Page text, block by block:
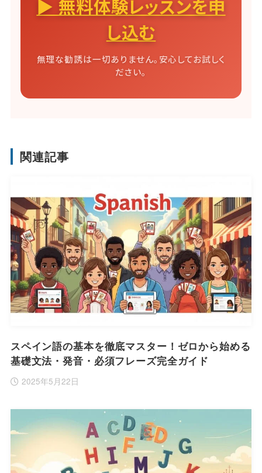
▶ 無料体験レッスンを申
し込む
無理な勧誘は一切ありません。安心してお試しく
ださい。
関連記事
スペイン語の基本を徹底マスター！ゼロから始める
基礎文法・発音・必須フレーズ完全ガイド
2025年5月22日